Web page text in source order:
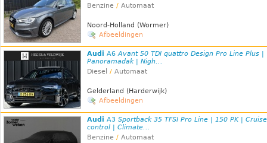
Benzine / Automaat
Noord-Holland (Wormer)
Afbeeldingen
Audi A6 Avant 50 TDI quattro Design Pro Line Plus |
Panoramadak | Nigh...
Diesel
/ Automaat
Gelderland (Harderwijk)
Afbeeldingen
Audi A3 Sportback 35 TFSI Pro Line | 150 PK | Cruise
control | Climate...
Benzine / Automaat